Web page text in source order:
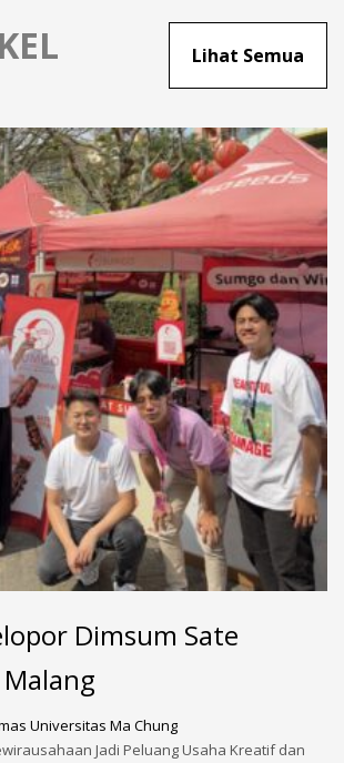
Lihat Semua
Dimsum Sate
Universitas Ma Chung
Jadi Peluang Usaha Kreatif dan